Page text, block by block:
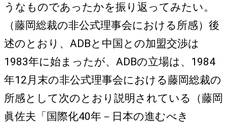
うなものであったかを振り返ってみたい。
（藤岡総裁の非公式理事会における所感）後
述のとおり、ADBと中国との加盟交渉は
1983年に始まったが、ADBの立場は、1984
年12月末の非公式理事会における藤岡総裁の
所感として次のとおり説明されている（藤岡
眞佐夫「国際化40年－日本の進むべき